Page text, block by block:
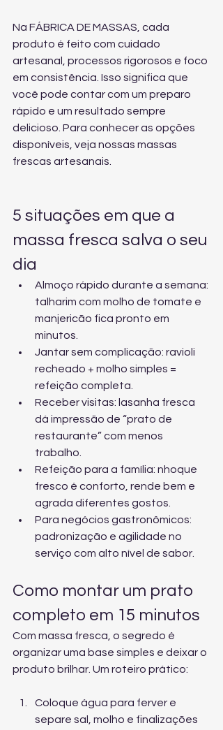
Na FÁBRICA DE MASSAS, cada
produto é feito com cuidado
artesanal, processos rigorosos e foco
em consistência. Isso significa que
você pode contar com um preparo
rápido e um resultado sempre
delicioso. Para conhecer as opções
disponíveis, veja nossas massas
frescas artesanais
5 situações em que a
massa fresca salva o seu
dia
Almoço rápido durante a semana:
talharim com molho de tomate e
manjericão fica pronto em
minutos.
Jantar sem complicação: ravioli
recheado + molho simples =
refeição completa.
Receber visitas: lasanha fresca
dá impressão de “prato de
restaurante” com menos
trabalho.
Refeição para a família: nhoque
fresco é conforto, rende bem e
agrada diferentes gostos.
Para negócios gastronômicos:
padronização e agilidade no
serviço com alto nível de sabor.
Como montar um prato
completo em 15 minutos
Com massa fresca, o segredo é
organizar uma base simples e deixar o
produto brilhar. Um roteiro prático:
Coloque água para ferver e
separe sal, molho e finalizações